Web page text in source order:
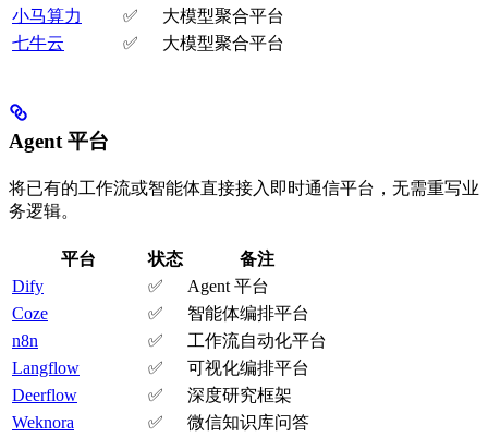
小马算力
✅
大模型聚合平台
七牛云
✅ 大模型聚合平台
Agent 平台
将已有的工作流或智能体直接接入即时通信平台，无需重写业
务逻辑。
平台 状态
备注
Dify
✅
Agent 平台
Coze
✅
智能体编排平台
n8n
✅
工作流自动化平台
Langflow
✅
可视化编排平台
Deerflow
✅
深度研究框架
Weknora
✅
微信知识库问答